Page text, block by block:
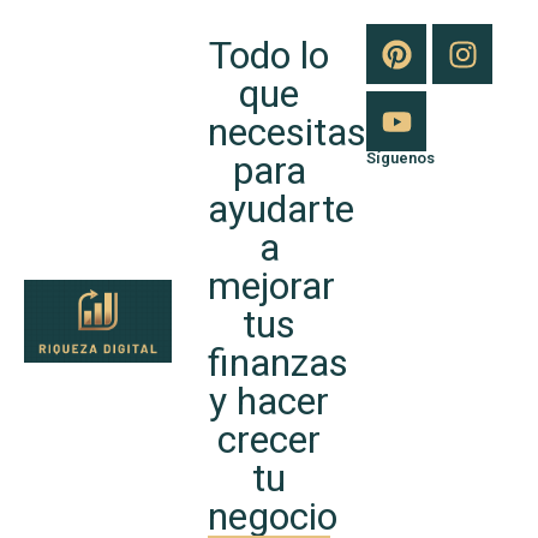
Todo lo
que
necesitas
para
ayudarte
a
mejorar
tus
finanzas
y hacer
crecer
tu
negocio
Síguenos